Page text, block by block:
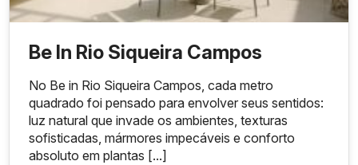
Be In Rio Siqueira Campos
No Be in Rio Siqueira Campos, cada metro
quadrado foi pensado para envolver seus sentidos:
luz natural que invade os ambientes, texturas
sofisticadas, mármores impecáveis e conforto
absoluto em plantas [...]